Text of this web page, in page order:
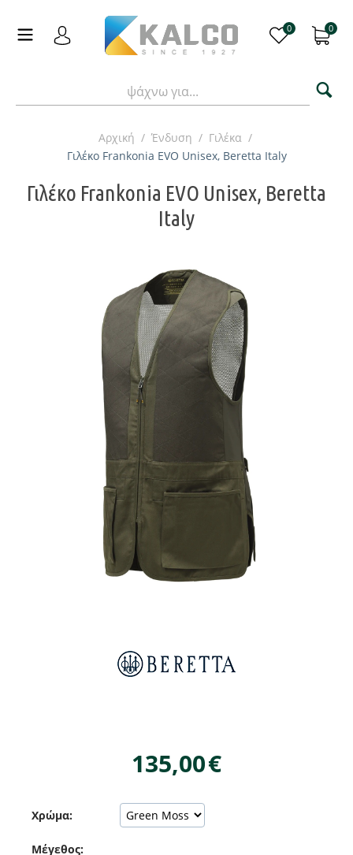
0 0
Αρχική / Ένδυση / Γιλέκα /
Γιλέκο Frankonia EVO Unisex, Beretta Italy
Γιλέκο Frankonia EVO Unisex, Beretta
Italy
135,00€
Χρώμα:
Μέγεθος: